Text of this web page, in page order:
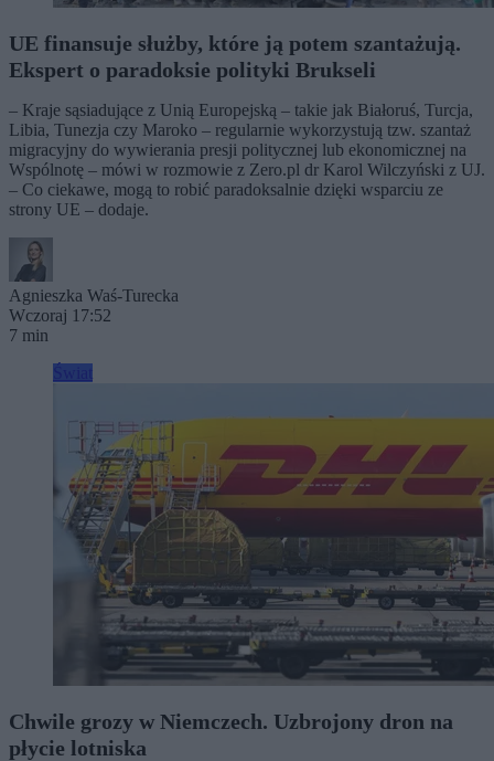
UE finansuje służby, które ją potem szantażują.
Ekspert o paradoksie polityki Brukseli
– Kraje sąsiadujące z Unią Europejską – takie jak Białoruś, Turcja,
Libia, Tunezja czy Maroko – regularnie wykorzystują tzw. szantaż
migracyjny do wywierania presji politycznej lub ekonomicznej na
Wspólnotę – mówi w rozmowie z Zero.pl dr Karol Wilczyński z UJ.
– Co ciekawe, mogą to robić paradoksalnie dzięki wsparciu ze
strony UE – dodaje.
Agnieszka Waś-Turecka
Wczoraj 17:52
7 min
Chwile grozy w Niemczech. Uzbrojony dron na
płycie lotniska